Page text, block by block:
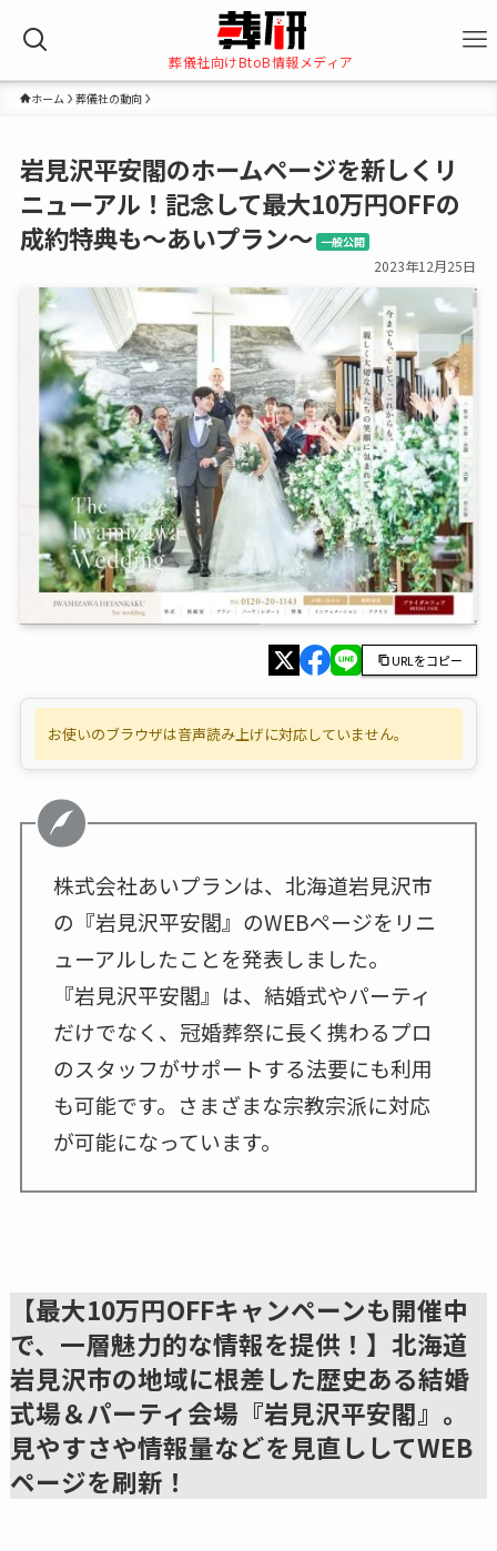
葬儀社向けBtoB情報メディア
ホーム 葬儀社の動向
岩見沢平安閣のホームページを新しくリ
ニューアル！記念して最大10万円OFFの
成約特典も～あいプラン～ 一般公開
2023年12月25日
URLをコピー
お使いのブラウザは音声読み上げに対応していません。
株式会社あいプランは、北海道岩見沢市
の『岩見沢平安閣』のWEBページをリニ
ューアルしたことを発表しました。
『岩見沢平安閣』は、結婚式やパーティ
だけでなく、冠婚葬祭に長く携わるプロ
のスタッフがサポートする法要にも利用
も可能です。さまざまな宗教宗派に対応
が可能になっています。
【最大10万円OFFキャンペーンも開催中
で、一層魅力的な情報を提供！】北海道
岩見沢市の地域に根差した歴史ある結婚
式場＆パーティ会場『岩見沢平安閣』。
見やすさや情報量などを見直ししてWEB
ページを刷新！